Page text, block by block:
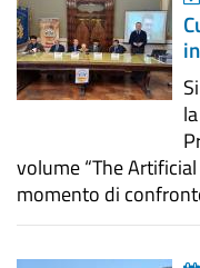
volume “The
momento di